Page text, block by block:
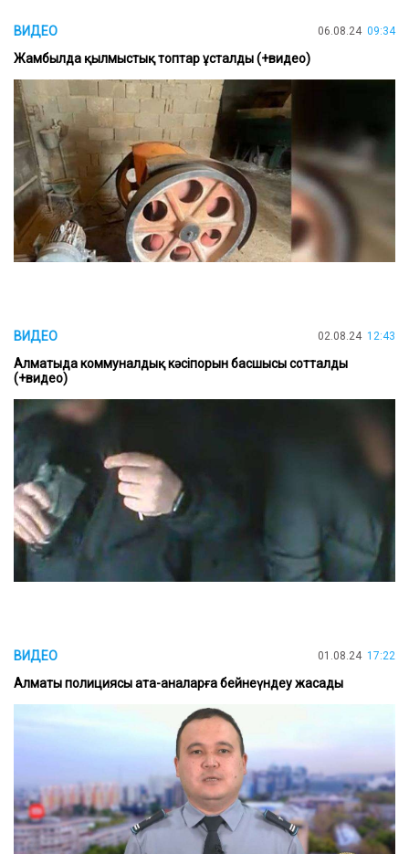
ВИДЕО 06.08.24 09:34
Жамбылда қылмыстық топтар ұсталды (+видео)
ВИДЕО 02.08.24 12:43
Алматыда коммуналдық кәсіпорын басшысы сотталды
(+видео)
ВИДЕО 01.08.24 17:22
Алматы полициясы ата-аналарға бейнеүндеу жасады